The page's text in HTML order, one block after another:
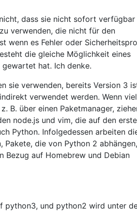
dass sie nicht sofort
verwenden, die nicht für den
wenn es Fehler oder
die gleiche Möglichkeit eines
hat. Ich denke.
sie verwenden, bereits Version 3
verwendet werden. Wenn
B. über einen Paketmanager,
node.js und vim, die auf den
Python. Infolgedessen arbeiten
die von Python 2
Bezug auf Homebrew und Debian
python3, und python2 wird unter